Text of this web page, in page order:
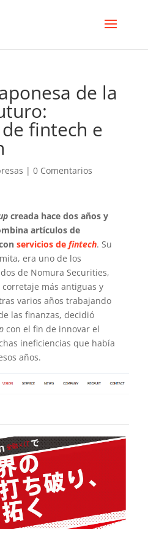
de la
fintech e
| 0 Comentarios
creada hace dos años y
artículos de
servicios de fintech. Su
era uno de los
de Nomura Securities,
más antiguas y
varios años trabajando
las finanzas, decidió
con el fin de innovar el
ineficiencias que había
años.